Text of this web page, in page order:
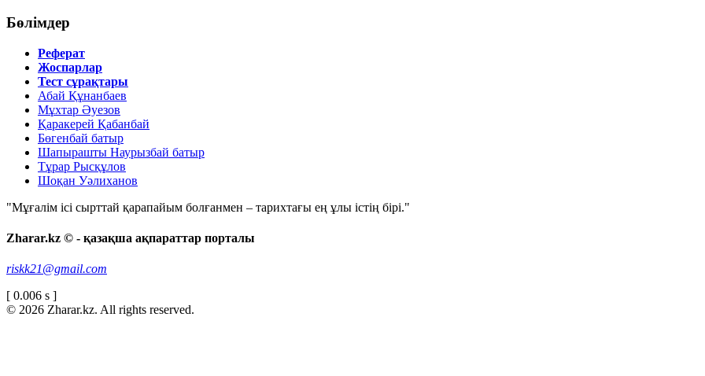
Бөлімдер
Реферат
Жоспарлар
Тест сұрақтары
Абай Құнанбаев
Мұхтар Әуезов
Қаракерей Қабанбай
Бөгенбай батыр
Шапырашты Наурызбай батыр
Тұрар Рысқұлов
Шоқан Уәлиханов
"Мұғалім ісі сырттай қарапайым болғанмен – тарихтағы ең ұлы істің бірі."
Zharar.kz © - қазақша ақпараттар порталы
riskk21@gmail.com
[ 0.006 s ]
© 2026 Zharar.kz. All rights reserved.